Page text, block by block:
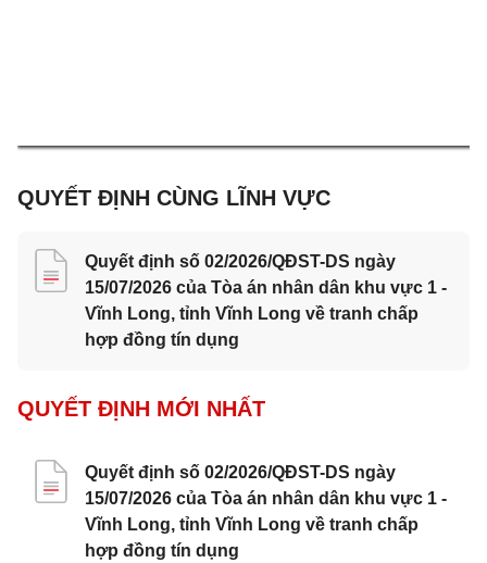
QUYẾT ĐỊNH CÙNG LĨNH VỰC
Quyết định số 02/2026/QĐST-DS ngày
15/07/2026 của Tòa án nhân dân khu vực 1 -
Vĩnh Long, tỉnh Vĩnh Long về tranh chấp
hợp đồng tín dụng
QUYẾT ĐỊNH MỚI NHẤT
Quyết định số 02/2026/QĐST-DS ngày
15/07/2026 của Tòa án nhân dân khu vực 1 -
Vĩnh Long, tỉnh Vĩnh Long về tranh chấp
hợp đồng tín dụng